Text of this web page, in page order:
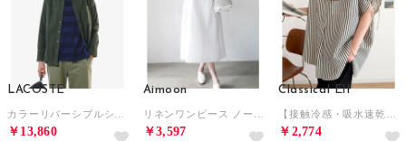
LACOSTE
￥13,860
Aimoon
￥3,597
Classical Elf
￥2,774